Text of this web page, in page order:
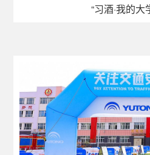
“习酒·我的